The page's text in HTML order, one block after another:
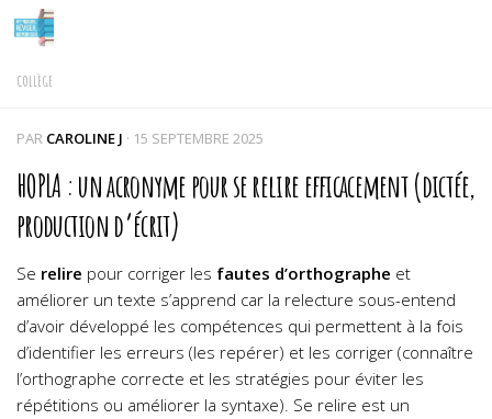
Skip to content
COLLÈGE
PAR CAROLINE J · 15 SEPTEMBRE 2025
HOPLA : un acronyme pour se relire efficacement (dictée,
production d’écrit)
Se relire pour corriger les fautes d’orthographe et
améliorer un texte s’apprend car la relecture sous-entend
d’avoir développé les compétences qui permettent à la fois
d’identifier les erreurs (les repérer) et les corriger (connaître
l’orthographe correcte et les stratégies pour éviter les
répétitions ou améliorer la syntaxe). Se relire est un